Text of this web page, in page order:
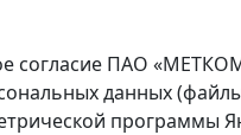
ПАО
данных
программы